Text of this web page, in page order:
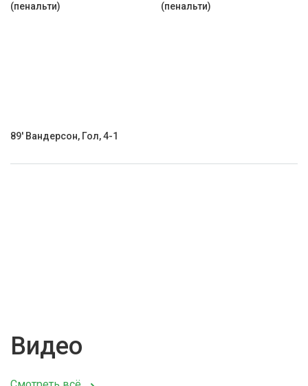
(пенальти)
(пенальти)
89' Вандерсон, Гол, 4-1
Видео